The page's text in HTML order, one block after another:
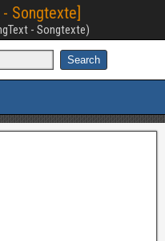
- Songtexte]
- Songtexte)